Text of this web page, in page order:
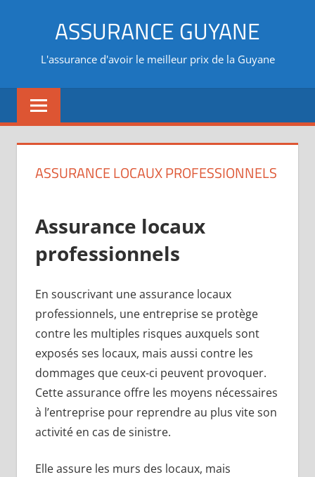
ASSURANCE GUYANE
L'assurance d'avoir le meilleur prix de la Guyane
ASSURANCE LOCAUX PROFESSIONNELS
Assurance locaux
professionnels
En souscrivant une assurance locaux
professionnels, une entreprise se protège
contre les multiples risques auxquels sont
exposés ses locaux, mais aussi contre les
dommages que ceux-ci peuvent provoquer.
Cette assurance offre les moyens nécessaires
à l’entreprise pour reprendre au plus vite son
activité en cas de sinistre.
Elle assure les murs des locaux, mais